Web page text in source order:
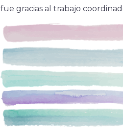
fue gracias al trabajo